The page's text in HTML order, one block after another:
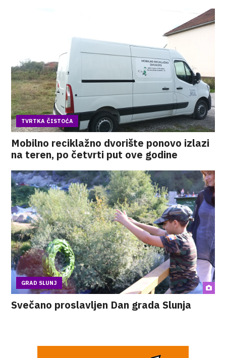
TVRTKA ČISTOĆA
Mobilno reciklažno dvorište ponovo izlazi
na teren, po četvrti put ove godine
GRAD SLUNJ
Svečano proslavljen Dan grada Slunja